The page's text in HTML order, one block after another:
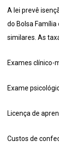
A lei prevê
do Bolsa
similares. As
Exames clínico-
Exame
Licença de
Custos de